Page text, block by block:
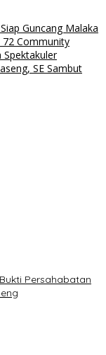
Guncang Malaka
Community
Spektakuler
SE Sambut
Persahabatan